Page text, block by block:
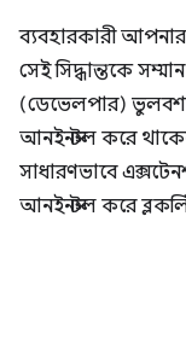
ব্যবহারকারী
সেই সিদ্ধান্তকে
(ডেভেলপার)
আনইনস্টল করে
সাধারণভাবে
আনইনস্টল করে